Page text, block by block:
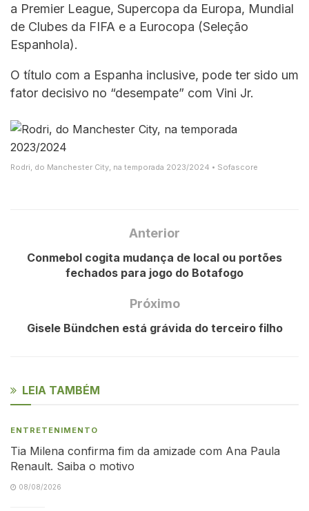
a Premier League, Supercopa da Europa, Mundial
de Clubes da FIFA e a Eurocopa (Seleção
Espanhola).
O título com a Espanha inclusive, pode ter sido um
fator decisivo no “desempate” com Vini Jr.
Rodri, do Manchester City, na temporada 2023/2024 • Sofascore
Anterior
Conmebol cogita mudança de local ou portões
fechados para jogo do Botafogo
Próximo
Gisele Bündchen está grávida do terceiro filho
LEIA TAMBÉM
ENTRETENIMENTO
Tia Milena confirma fim da amizade com Ana Paula
Renault. Saiba o motivo
08/08/2026